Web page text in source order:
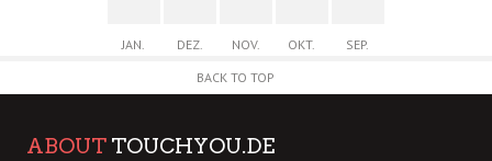
JAN. DEZ. NOV. OKT.
SEP.
BACK TO TOP
ABOUT TOUCHYOU.DE